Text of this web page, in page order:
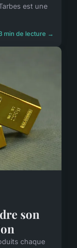
est une
min de lecture →
son
chaque